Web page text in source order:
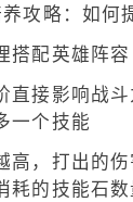
攻略：如何
搭配英雄阵容
直接影响战
一个技能
高，打出的
耗的技能石